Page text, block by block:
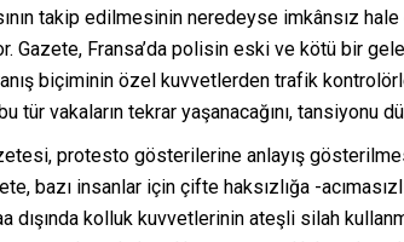
takip edilmesinin neredeyse imkânsız
Gazete, Fransa’da polisin eski ve kötü bir
biçiminin özel kuvvetlerden trafik
tür vakaların tekrar yaşanacağını, tansiyonu
protesto gösterilerine anlayış
bazı insanlar için çifte haksızlığa -
dışında kolluk kuvvetlerinin ateşli silah